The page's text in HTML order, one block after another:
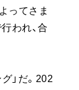
ってさま
われ、合
」だ。202